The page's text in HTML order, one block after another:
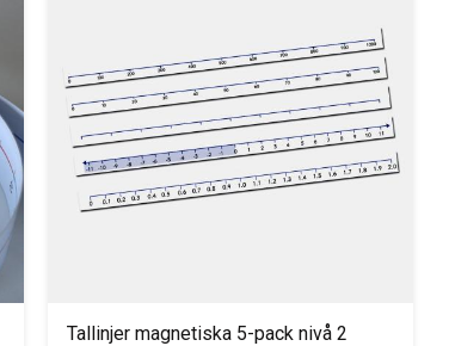
Tallinjer magnetiska 5-pack nivå 2